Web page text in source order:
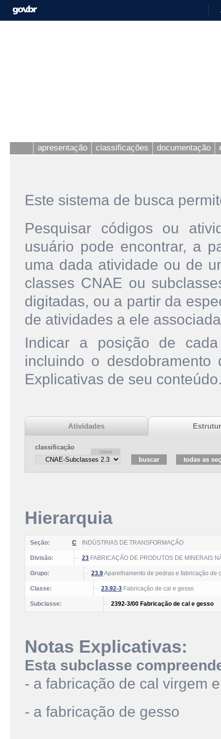
apresentação classificações documentação
Este sistema de busca
Pesquisar códigos ou
usuário pode encontrar, a
uma dada atividade ou de
classes CNAE ou
digitadas, ou a partir da
de atividades a ele
Indicar a posição de
incluindo o
Explicativas de seu
Atividades
classificação
Hierarquia
Seção: C INDÚSTRIAS DE TRANSFORMAÇÃO
Divisão: 23 FABRICAÇÃO DE PRODUTOS DE MINERAIS
Grupo: 23.9Aparelhamento de pedras e fabricação de
Classe: 23.92-3 Fabricação de cal e gesso
Subclasse: 2392-3/00 Fabricação de cal e gesso
Notas Explicativas:
Esta subclasse
- a fabricação de cal virgem
- a fabricação de gesso